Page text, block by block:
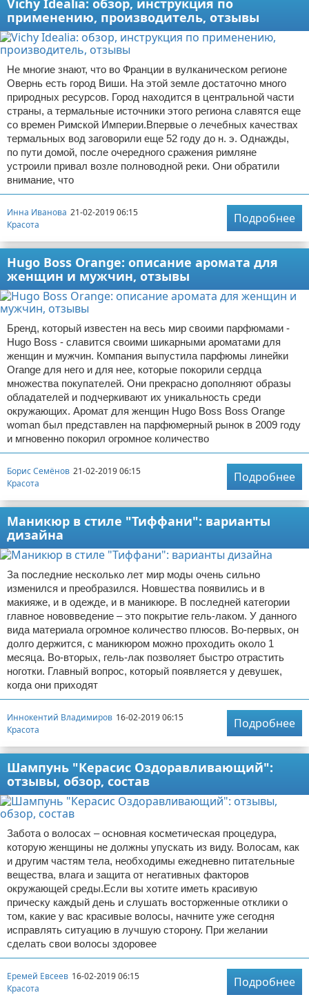
Vichy Idealia: обзор, инструкция по
применению, производитель, отзывы
Не многие знают, что во Франции в вулканическом регионе
Овернь есть город Виши. На этой земле достаточно много
природных ресурсов. Город находится в центральной части
страны, а термальные источники этого региона славятся еще
со времен Римской Империи.Впервые о лечебных качествах
термальных вод заговорили еще 52 году до н. э. Однажды,
по пути домой, после очередного сражения римляне
устроили привал возле полноводной реки. Они обратили
внимание, что
Инна Иванова 21-02-2019 06:15
Красота
Подробнее
Hugo Boss Orange: описание аромата для
женщин и мужчин, отзывы
Бренд, который известен на весь мир своими парфюмами -
Hugo Boss - славится своими шикарными ароматами для
женщин и мужчин. Компания выпустила парфюмы линейки
Orange для него и для нее, которые покорили сердца
множества покупателей. Они прекрасно дополняют образы
обладателей и подчеркивают их уникальность среди
окружающих. Аромат для женщин Hugo Boss Boss Orange
woman был представлен на парфюмерный рынок в 2009 году
и мгновенно покорил огромное количество
Борис Семёнов 21-02-2019 06:15
Красота
Подробнее
Маникюр в стиле "Тиффани": варианты
дизайна
За последние несколько лет мир моды очень сильно
изменился и преобразился. Новшества появились и в
макияже, и в одежде, и в маникюре. В последней категории
главное нововведение – это покрытие гель-лаком. У данного
вида материала огромное количество плюсов. Во-первых, он
долго держится, с маникюром можно проходить около 1
месяца. Во-вторых, гель-лак позволяет быстро отрастить
ноготки. Главный вопрос, который появляется у девушек,
когда они приходят
Иннокентий Владимиров 16-02-2019 06:15
Красота
Подробнее
Шампунь "Керасис Оздоравливающий":
отзывы, обзор, состав
Забота о волосах – основная косметическая процедура,
которую женщины не должны упускать из виду. Волосам, как
и другим частям тела, необходимы ежедневно питательные
вещества, влага и защита от негативных факторов
окружающей среды.Если вы хотите иметь красивую
прическу каждый день и слушать восторженные отклики о
том, какие у вас красивые волосы, начните уже сегодня
исправлять ситуацию в лучшую сторону. При желании
сделать свои волосы здоровее
Еремей Евсеев 16-02-2019 06:15
Красота
Подробнее